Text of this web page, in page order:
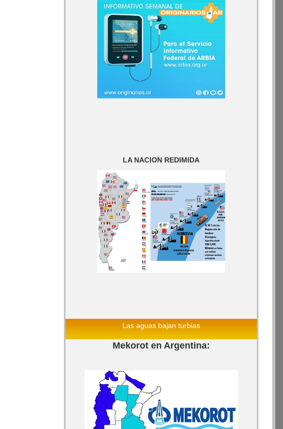
LA NACION REDIMIDA
Las aguas bajan turbias
Mekorot en Argentina: